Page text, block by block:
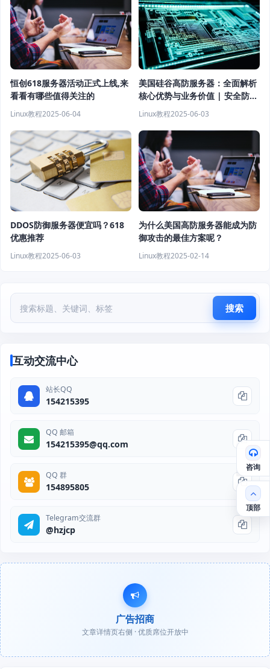
恒创618服务器活动正式上线,来
看看有哪些值得关注的
Linux教程2025-06-04
美国硅谷高防服务器：全面解析
核心优势与业务价值 | 安全防护
新标杆
Linux教程2025-06-03
DDOS防御服务器便宜吗？618
优惠推荐
Linux教程2025-06-03
为什么美国高防服务器能成为防
御攻击的最佳方案呢？
Linux教程2025-02-14
搜索
互动交流中心
站长QQ
154215395
QQ 邮箱
154215395@qq.com
QQ 群
154895805
Telegram交流群
@hzjcp
广告招商
文章详情页右侧 · 优质席位开放中
咨询
顶部